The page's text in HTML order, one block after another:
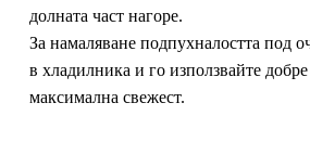
долната част нагоре.
За намаляване подпухналостта под
в хладилника и го използвайте
максимална свежест.